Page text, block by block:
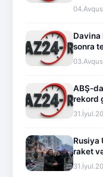
sonra
ABŞ-
rekord
Rusiya
raket